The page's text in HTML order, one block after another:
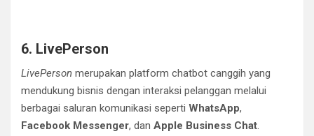
6. LivePerson
LivePerson merupakan platform chatbot canggih yang
mendukung bisnis dengan interaksi pelanggan melalui
berbagai saluran komunikasi seperti WhatsApp,
Facebook Messenger, dan Apple Business Chat.